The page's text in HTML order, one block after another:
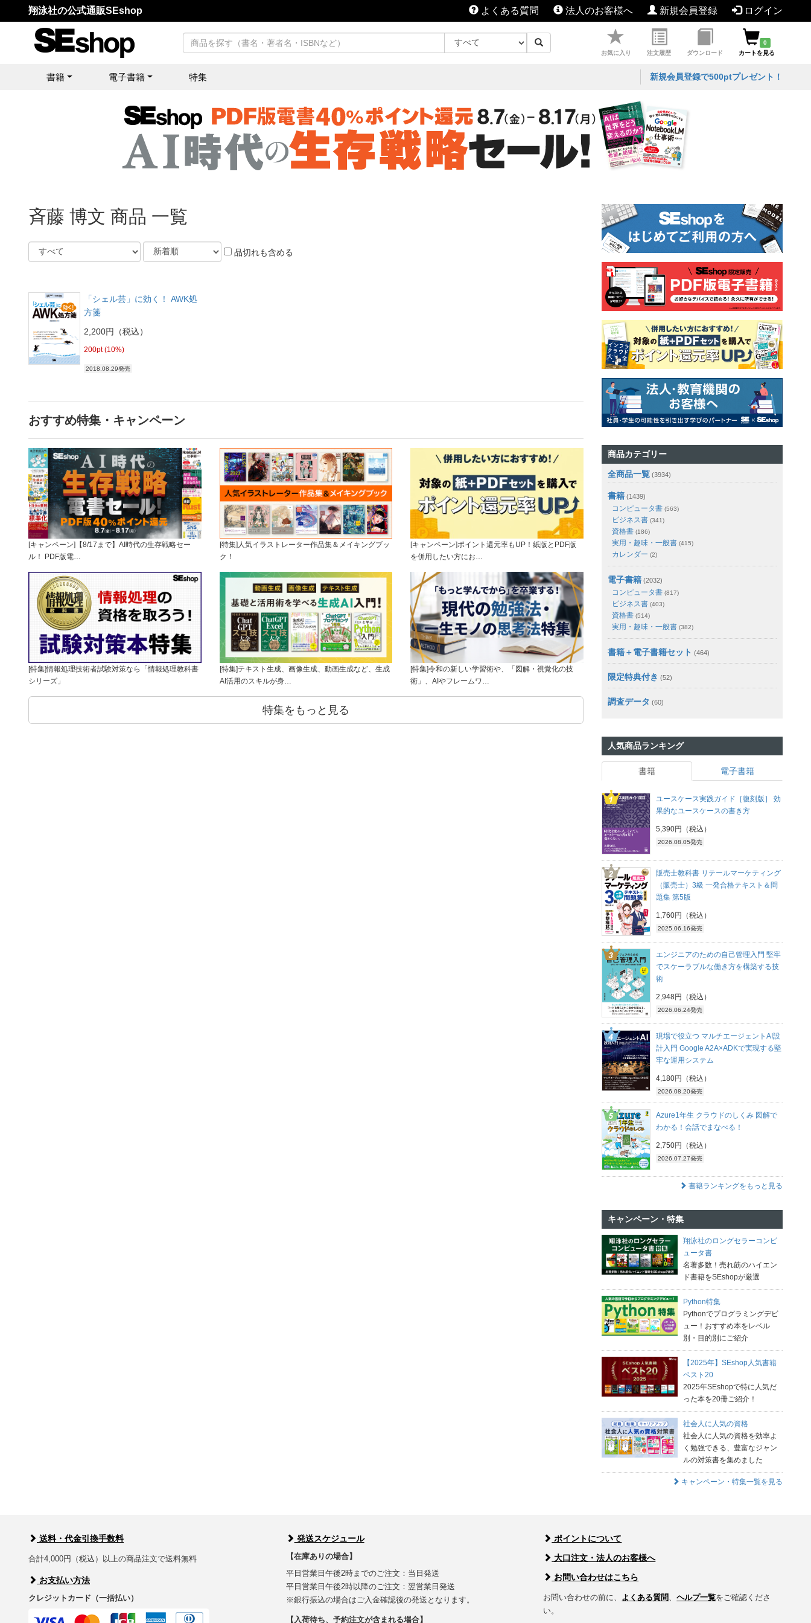
翔泳社の公式通販SEshop よくある質問 法人のお客様へ 新規会員登録 ログイン
お気に入り 注文履歴 ダウンロード
0
カートを見る
書籍 電子書籍 特集 新規会員登録で500ptプレゼント！
斉藤 博文 商品 一覧
品切れも含める
「シェル芸」に効く！ AWK処
方箋
2,200円（税込）
200pt (10%)
2018.08.29発売
おすすめ特集・キャンペーン
[キャンペーン]【8/17まで】AI時代の生存戦略セー
ル！ PDF版電…
[特集]人気イラストレーター作品集＆メイキングブッ
ク！
[キャンペーン]ポイント還元率もUP！紙版とPDF版
を併用したい方にお…
[特集]情報処理技術者試験対策なら「情報処理教科書
シリーズ」
[特集]テキスト生成、画像生成、動画生成など、生成
AI活用のスキルが身…
[特集]令和の新しい学習術や、「図解・視覚化の技
術」、AIやフレームワ…
特集をもっと見る
商品カテゴリー
全商品一覧 (3934)
書籍 (1439)
コンピュータ書 (563)
ビジネス書 (341)
資格書 (186)
実用・趣味・一般書 (415)
カレンダー (2)
電子書籍 (2032)
コンピュータ書 (817)
ビジネス書 (403)
資格書 (514)
実用・趣味・一般書 (382)
書籍＋電子書籍セット (464)
限定特典付き (52)
調査データ (60)
人気商品ランキング
書籍 電子書籍
ユースケース実践ガイド［復刻版］ 効
果的なユースケースの書き方
5,390円（税込）
2026.08.05発売
販売士教科書 リテールマーケティング
（販売士）3級 一発合格テキスト＆問
題集 第5版
1,760円（税込）
2025.06.16発売
エンジニアのための自己管理入門 堅牢
でスケーラブルな働き方を構築する技
術
2,948円（税込）
2026.06.24発売
現場で役立つ マルチエージェントAI設
計入門 Google A2A×ADKで実現する堅
牢な運用システム
4,180円（税込）
2026.08.20発売
Azure1年生 クラウドのしくみ 図解で
わかる！会話でまなべる！
2,750円（税込）
2026.07.27発売
書籍ランキングをもっと見る
キャンペーン・特集
翔泳社のロングセラーコンピ
ュータ書
名著多数！売れ筋のハイエン
ド書籍をSEshopが厳選
Python特集
Pythonでプログラミングデビ
ュー！おすすめ本をレベル
別・目的別にご紹介
【2025年】SEshop人気書籍
ベスト20
2025年SEshopで特に人気だ
った本を20冊ご紹介！
社会人に人気の資格
社会人に人気の資格を効率よ
く勉強できる、豊富なジャン
ルの対策書を集めました
キャンペーン・特集一覧を見る
送料・代金引換手数料
合計4,000円（税込）以上の商品注文で送料無料
お支払い方法
クレジットカード（一括払い）
発送スケジュール
【在庫ありの場合】
平日営業日午後2時までのご注文：当日発送
平日営業日午後2時以降のご注文：翌営業日発送
※銀行振込の場合はご入金確認後の発送となります。
【入荷待ち、予約注文が含まれる場合】
ポイントについて
大口注文・法人のお客様へ
お問い合わせはこちら
お問い合わせの前に、 よくある質問、ヘルプ一覧をご確認くださ
い。